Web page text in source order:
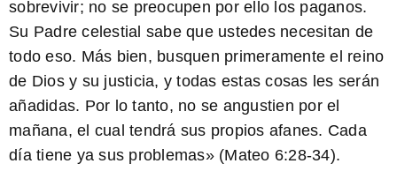
sobrevivir; no se preocupen por ello los paganos.
Su Padre celestial sabe que ustedes necesitan de
todo eso. Más bien, busquen primeramente el reino
de Dios y su justicia, y todas estas cosas les serán
añadidas. Por lo tanto, no se angustien por el
mañana, el cual tendrá sus propios afanes. Cada
día tiene ya sus problemas» (Mateo 6:28-34).